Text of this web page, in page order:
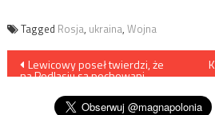
Tagged Rosja, ukraina, Wojna
Nawigacja
wpisu
Lewicowy poseł twierdzi, że
na Podlasiu są pochowani